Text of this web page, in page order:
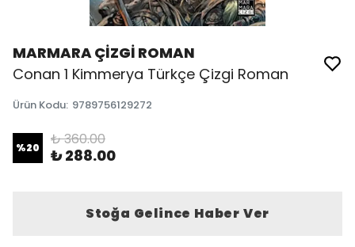
MARMARA ÇİZGİ ROMAN
Conan 1 Kimmerya Türkçe Çizgi Roman
Ürün Kodu: 9789756129272
%20 ₺ 360.00
₺ 288.00
Stoğa Gelince Haber Ver